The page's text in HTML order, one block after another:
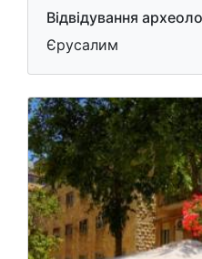
Відвідування
Єрусалим